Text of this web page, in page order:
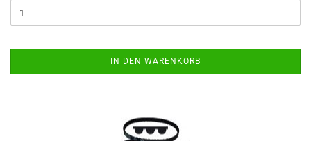
IN DEN WARENKORB